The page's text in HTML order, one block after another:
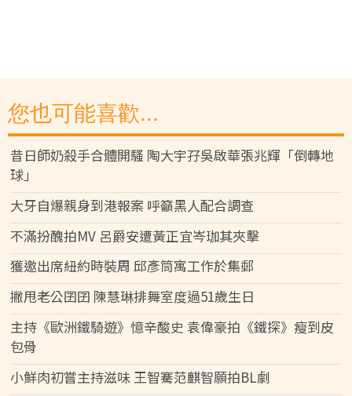
您也可能喜歡...
昔日師奶殺手合體開騷 陶大宇孖吳啟華張兆輝「倒轉地
球」
大牙自爆親身到港報案 呼籲黑人配合調查
不滿扮醜拍MV 呂爵安遭黃正宜岑珈其夾擊
獲邀出席紐約時裝周 邱彥筒寓工作於集郵
撇甩老公囝囝 陳慧琳排舞室度過51歲生日
主持《歐洲鐵騎遊》憶辛酸史 袁偉豪拍《鐵探》瘦到皮
包骨
小鮮肉初嘗主持滋味 王智騫范麒智願拍BL劇